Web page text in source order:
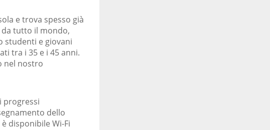
e trova spesso già
tutto il mondo,
studenti e giovani
tra i 35 e i 45 anni.
nel nostro
progressi
dello
disponibile Wi-Fi